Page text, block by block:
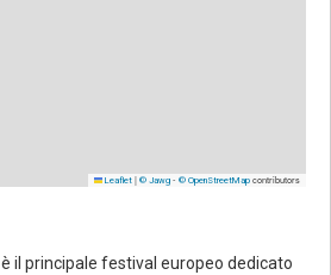
Leaflet | © Jawg - © OpenStreetMap contributors
è il principale festival europeo dedicato